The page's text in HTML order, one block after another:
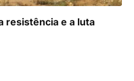
resistência e a luta